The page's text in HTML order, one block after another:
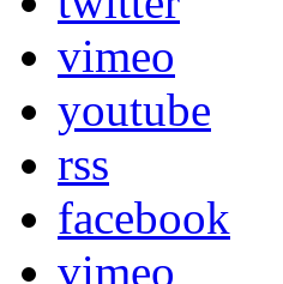
vimeo
youtube
rss
facebook
vimeo